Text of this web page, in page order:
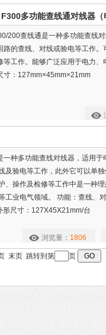
F300多功能查线通对线器（
200查线通是一种多功能查线
路的查线、对线或验电等工作
等工作。能够广泛应用于电力
寸：127mm×45mm×21mm
一种多功能查线对线器，适用
及验电等工作，此外它可以单
、操作及检修等工作中是一种
工业电气领域。 功能：查线、
形尺寸：127X45X21mm/台
浏览量： 1806
末页 跳转到第 页